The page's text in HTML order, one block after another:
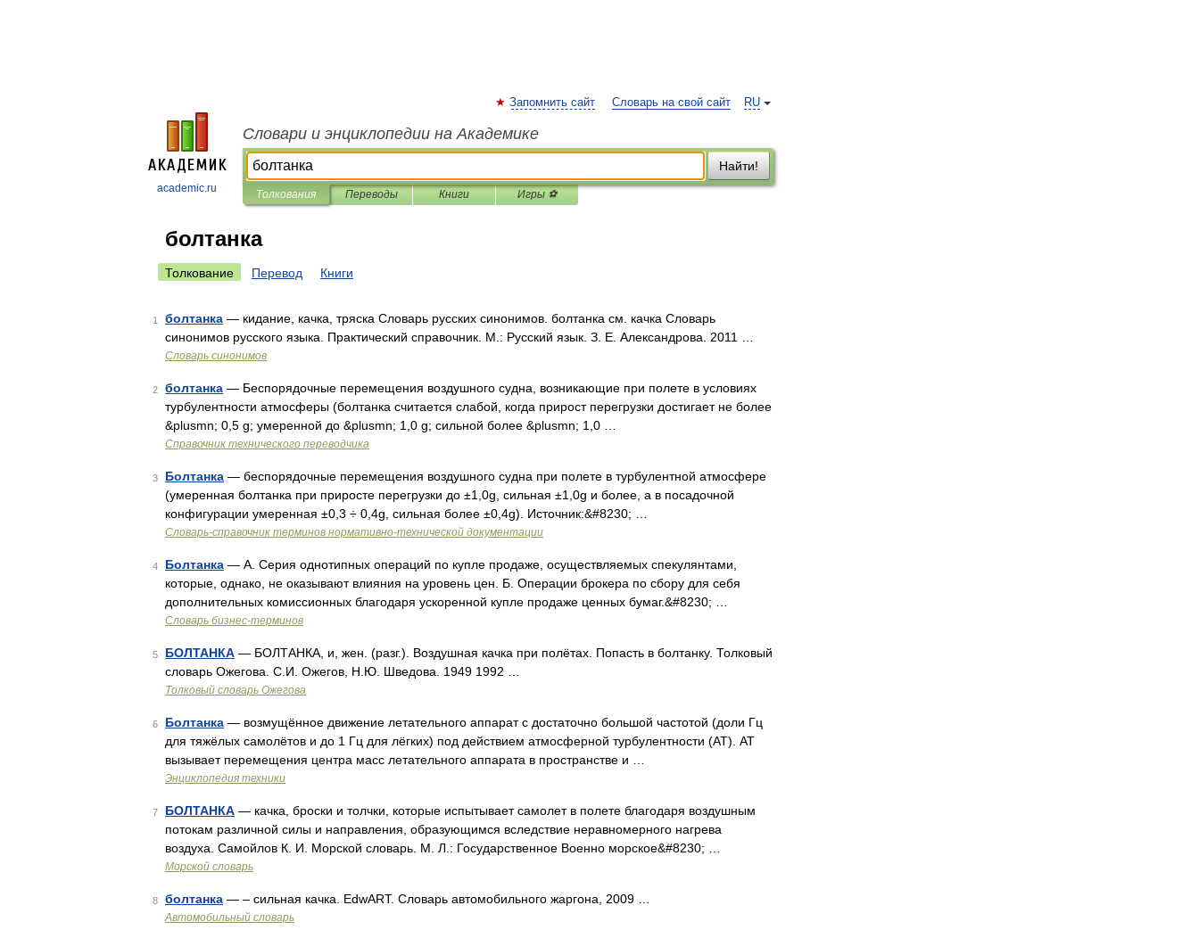
academic.ru
RU
Запомнить сайт Словарь на свой сайт
Словари и энциклопедии на Академике
Найти!
Толкования Переводы Книги Игры ⚽
болтанка
Толкование Перевод Книги
1 болтанка — кидание, качка, тряска Словарь русских синонимов. болтанка см. качка Словарь
синонимов русского языка. Практический справочник. М.: Русский язык. З. Е. Александрова. 2011 …
Словарь синонимов
2 болтанка — Беспорядочные перемещения воздушного судна, возникающие при полете в условиях
турбулентности атмосферы (болтанка считается слабой, когда прирост перегрузки достигает не более
&plusmn; 0,5 g; умеренной до &plusmn; 1,0 g; сильной более &plusmn; 1,0 …
Справочник технического переводчика
3 Болтанка — беспорядочные перемещения воздушного судна при полете в турбулентной атмосфере
(умеренная болтанка при приросте перегрузки до ±1,0g, сильная ±1,0g и более, а в посадочной
конфигурации умеренная ±0,3 ÷ 0,4g, сильная более ±0,4g). Источник:&#8230; …
Словарь-справочник терминов нормативно-технической документации
4 Болтанка — А. Серия однотипных операций по купле продаже, осуществляемых спекулянтами,
которые, однако, не оказывают влияния на уровень цен. Б. Операции брокера по сбору для себя
дополнительных комиссионных благодаря ускоренной купле продаже ценных бумаг.&#8230; …
Словарь бизнес-терминов
5 БОЛТАНКА — БОЛТАНКА, и, жен. (разг.). Воздушная качка при полётах. Попасть в болтанку. Толковый
словарь Ожегова. С.И. Ожегов, Н.Ю. Шведова. 1949 1992 …
Толковый словарь Ожегова
6 Болтанка — возмущённое движение летательного аппарат с достаточно большой частотой (доли Гц
для тяжёлых самолётов и до 1 Гц для лёгких) под действием атмосферной турбулентности (AT). AT
вызывает перемещения центра масс летательного аппарата в пространстве и …
Энциклопедия техники
7 БОЛТАНКА — качка, броски и толчки, которые испытывает самолет в полете благодаря воздушным
потокам различной силы и направления, образующимся вследствие неравномерного нагрева
воздуха. Самойлов К. И. Морской словарь. М. Л.: Государственное Военно морское&#8230; …
Морской словарь
8 болтанка — – сильная качка. EdwART. Словарь автомобильного жаргона, 2009 …
Автомобильный словарь